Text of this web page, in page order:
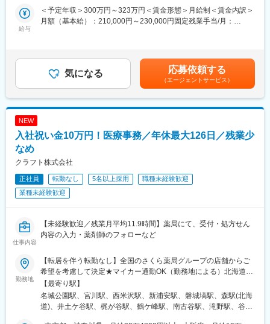
＜専門資格を取得できる＞
・入社後は、医薬品販売の専門知識を身につけるために、登録販
・資格取得後は、資格手当として給与にも反映されます。
■働き方：
・基本土日祝休み／年3回の大型連休あり
・残業20h以内
・転居を伴う転勤はありません
・最近、健康のことで困っていることがないかなど、親身にお話
を聞くことで、お客様と信頼関係を築き、お客様の健康管理に貢
献することができます。
・「この薬すごく効き目があって良かったよ。」「こないだのリ
ンゴ酢美味しかった！ちょうどまた買おうと思ってたの。来てく
りがいです。
「薬を売る」のではなく、「人として信頼される」営業であり、
お客様の体調や生活背景に寄り添い、感謝される仕事です。
月に1回程度のペースでお客様宅を訪問
※社用車（軽自動車）に乗ってお客様宅へ訪問をします。（1件あ
す。
品です。
・社員 → 主任 → 所長 → 課長 → 部長と着実にステップアップが
可能です。
・年功序列ではなく、実績と姿勢を見て判断
努力やプロセスもしっかり評価される制度があります。
（2）半期ごとの評価で、頑張りが収入に反映
・評価は半年ごとに実施
・個人成績をもとに、業績連動給として毎月の給与に上乗せ
最初は思うように数字が出なくても、続けていく中で評価が積み
給与
＜予定年収＞300万円～323万円＜賃金形態＞月給制＜賃金内訳＞
月額（基本給）：210,000円～230,000円固定残業手当/月：
年収は当社規定に基づき、年齢や経験に応じて決定します。・昇
給：年1回（4月）＜モデル給与＞※入社3年目平均基本給＋各種手
当＋業績連動給→総支給月額344,141円※業績連動給：月の予算達
成や売り上げに対して支払われます。賃金はあくまでも目安の金
額であり、選考を通じて上下する可能性があります。月給(月額)は
気になる 応募依頼する
（エージェントサービス）
NEW
入社祝い金10万円！医療事務／年休最大126日／残業少
なめ
クラフト株式会社
正社員 転勤なし 5名以上採用
職種未経験歓迎
業種未経験歓迎
仕事内容
【未経験歓迎／残業月平均11.9時間】薬局にて、受付・処方せん
内容の入力・薬剤師のフォローなど
勤務地
【転居を伴う転勤なし】全国のさくら薬局グループの店舗からご
希望を考慮して決定★マイカー通勤OK（勤務地による）北海道、
山形県、福島県、茨城県、群馬県、埼玉県、千葉県、東京都、神
奈川県、岐阜県、静岡県、愛知県、三重県、長野県、京都府、大
阪府、兵庫県、島根県、香川県、福岡県、熊本県のいずれかの店
【最寄り駅】
名城公園駅、宮川駅、西米沢駅、新浦安駅、磐城塙駅、森駅(北海
道)、井土ケ谷駅、梶が谷駅、鶴ケ峰駅、南古谷駅、滝野駅、谷町